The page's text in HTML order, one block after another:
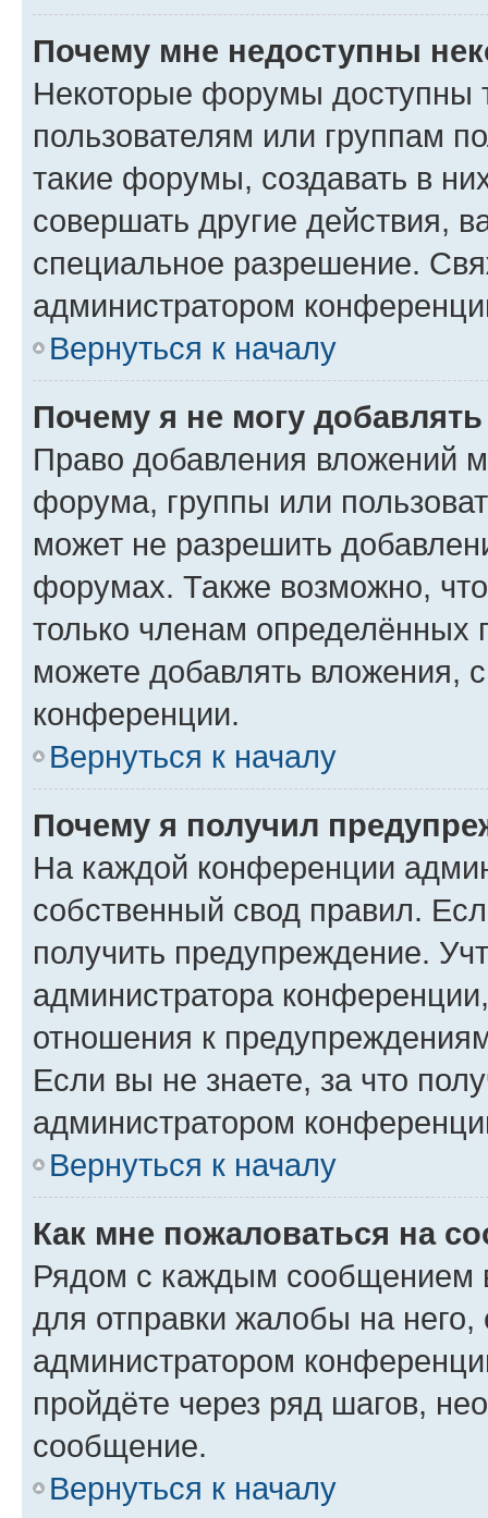
Почему мне недоступны
Некоторые форумы доступны
пользователям или группам
такие форумы, создавать в
совершать другие действия,
специальное разрешение.
администратором
Вернуться к началу
Почему я не могу
Право добавления вложений
форума, группы или
может не разрешить
форумах. Также возможно,
только членам определённых
можете добавлять вложения,
конференции.
Вернуться к началу
Почему я получил
На каждой конференции
собственный свод правил.
получить предупреждение.
администратора
отношения к
Если вы не знаете, за что
администратором
Вернуться к началу
Как мне пожаловаться на
Рядом с каждым сообщением
для отправки жалобы на
администратором
пройдёте через ряд шагов,
сообщение.
Вернуться к началу